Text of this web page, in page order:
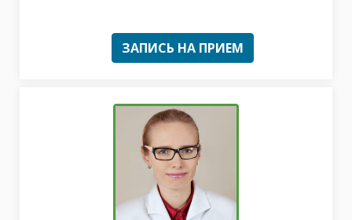
ЗАПИСЬ НА ПРИЕМ